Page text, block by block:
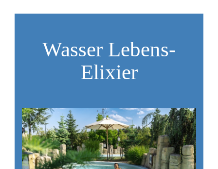
Wasser Lebens-
Elixier